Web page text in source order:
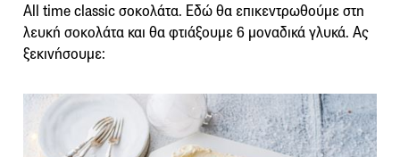
All time classic σοκολάτα. Eδώ θα επικεντρωθούμε στη
λευκή σοκολάτα και θα φτιάξουμε 6 μοναδικά γλυκά. Ας
ξεκινήσουμε: